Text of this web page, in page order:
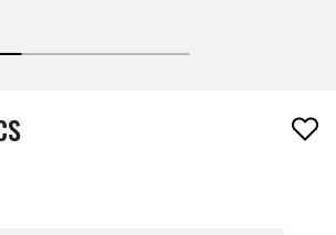
deiner Wunschliste entfernt